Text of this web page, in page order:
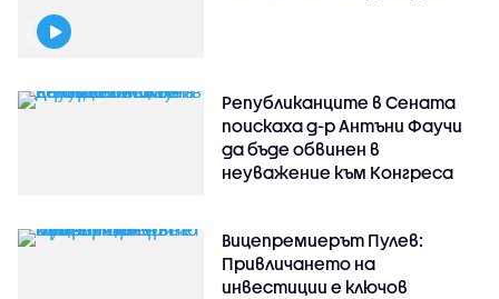
Републиканците в Сената
поискаха д-р Антъни Фаучи
да бъде обвинен в
неуважение към Конгреса
Вицепремиерът Пулев:
Привличането на
инвестиции е ключов